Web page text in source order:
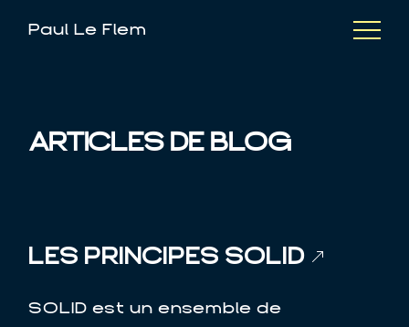
Paul Le Flem
ARTICLES DE BLOG
LES PRINCIPES SOLID
SOLID est un ensemble de